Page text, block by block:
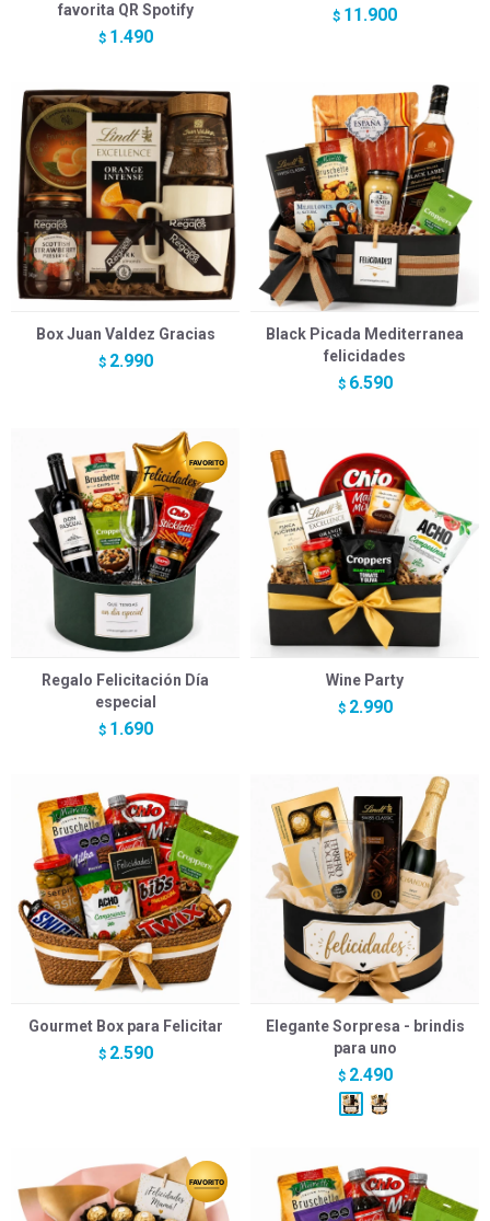
favorita QR Spotify
$ 1.490
$ 11.900
Box Juan Valdez Gracias
$ 2.990
Black Picada Mediterranea
felicidades
$ 6.590
Regalo Felicitación Día
especial
$ 1.690
Wine Party
$ 2.990
Gourmet Box para Felicitar
$ 2.590
Elegante Sorpresa - brindis
para uno
$ 2.490